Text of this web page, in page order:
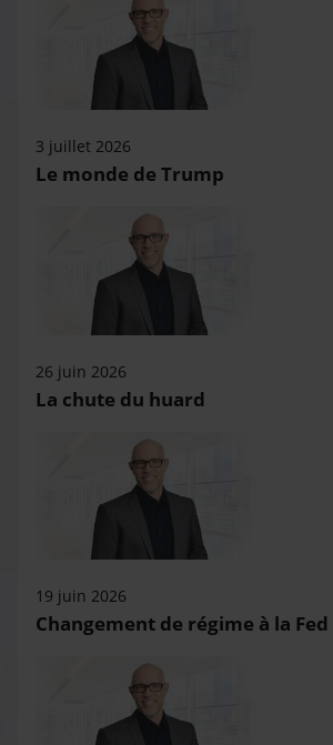
3 juillet 2026
Le monde de Trump
26 juin 2026
La chute du huard
19 juin 2026
Changement de régime à la Fed